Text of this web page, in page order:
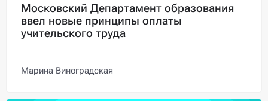
Московский Департамент образования
ввел новые принципы оплаты
учительского труда
Марина Виноградская